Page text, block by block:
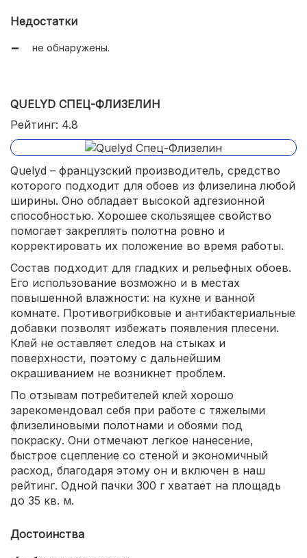
Недостатки
не обнаружены.
QUELYD СПЕЦ-ФЛИЗЕЛИН
Рейтинг: 4.8
Quelyd – французский производитель, средство
которого подходит для обоев из флизелина любой
ширины. Оно обладает высокой адгезионной
способностью. Хорошее скользящее свойство
помогает закреплять полотна ровно и
корректировать их положение во время работы.
Состав подходит для гладких и рельефных обоев.
Его использование возможно и в местах
повышенной влажности: на кухне и ванной
комнате. Противогрибковые и антибактериальные
добавки позволят избежать появления плесени.
Клей не оставляет следов на стыках и
поверхности, поэтому с дальнейшим
окрашиванием не возникнет проблем.
По отзывам потребителей клей хорошо
зарекомендовал себя при работе с тяжелыми
флизелиновыми полотнами и обоями под
покраску. Они отмечают легкое нанесение,
быстрое сцепление со стеной и экономичный
расход, благодаря этому он и включен в наш
рейтинг. Одной пачки 300 г хватает на площадь
до 35 кв. м.
Достоинства